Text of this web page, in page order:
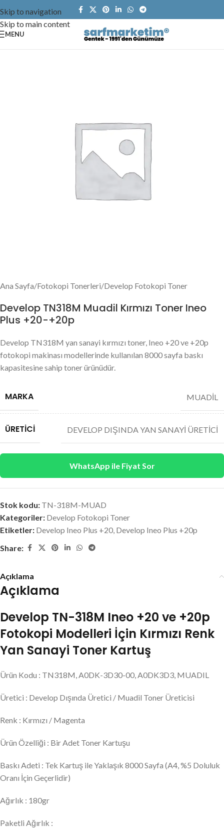
Skip to navigation
Skip to main content
MENU
Ana Sayfa/Fotokopi Tonerleri/Develop Fotokopi Toner
Develop TN318M Muadil Kırmızı Toner Ineo
Plus +20-+20p
Develop TN318M yan sanayi kırmızı toner, Ineo +20 ve +20p
fotokopi makinası modellerinde kullanılan 8000 sayfa baskı
kapasitesine sahip toner ürünüdür.
MARKA MUADİL
ÜRETICI DEVELOP DIŞINDA YAN SANAYİ ÜRETİCİ
WhatsApp ile Fiyat Sor
Stok kodu: TN-318M-MUAD
Kategoriler: Develop Fotokopi Toner
Etiketler: Develop Ineo Plus +20, Develop Ineo Plus +20p
Share:
Açıklama
Açıklama
Develop TN-318M Ineo +20 ve +20p
Fotokopi Modelleri İçin Kırmızı Renk
Yan Sanayi Toner Kartuş
Ürün Kodu : TN318M, A0DK-3D30-00, A0DK3D3, MUADIL
Üretici : Develop Dışında Üretici / Muadil Toner Üreticisi
Renk : Kırmızı / Magenta
Ürün Özelliği : Bir Adet Toner Kartuşu
Baskı Adeti : Tek Kartuş ile Yaklaşık 8000 Sayfa (A4, %5 Doluluk
Oranı İçin Geçerlidir)
Ağırlık : 180gr
Paketli Ağırlık :